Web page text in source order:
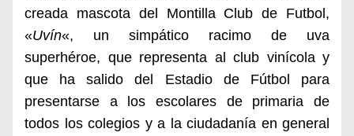
creada mascota del Montilla Club de Futbol,
«Uvín«, un simpático racimo de uva
superhéroe, que representa al club vinícola y
que ha salido del Estadio de Fútbol para
presentarse a los escolares de primaria de
todos los colegios y a la ciudadanía en general